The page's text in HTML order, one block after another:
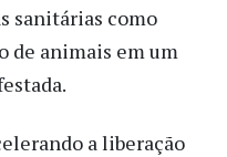
sanitárias como
de animais em um
a liberação